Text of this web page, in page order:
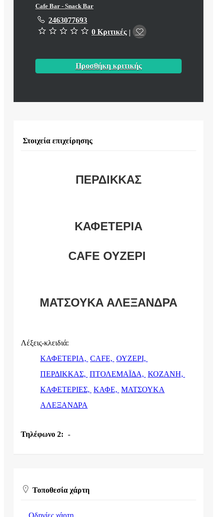
Cafe Bar - Snack Bar
2463077693
0 Κριτικές |
Προσθήκη κριτικής
Στοιχεία επιχείρησης
ΠΕΡΔΙΚΚΑΣ
ΚΑΦΕΤΕΡΙΑ
CAFE ΟΥΖΕΡΙ
ΜΑΤΣΟΥΚΑ ΑΛΕΞΑΝΔΡΑ
Λέξεις-κλειδιά:
ΚΑΦΕΤΕΡΙΑ, CAFE, ΟΥΖΕΡΙ,
ΠΕΡΔΙΚΚΑΣ, ΠΤΟΛΕΜΑΪΔΑ, ΚΟΖΑΝΗ,
ΚΑΦΕΤΕΡΙΕΣ, ΚΑΦΕ, ΜΑΤΣΟΥΚΑ
ΑΛΕΞΑΝΔΡΑ
Τηλέφωνο 2: -
Τοποθεσία χάρτη